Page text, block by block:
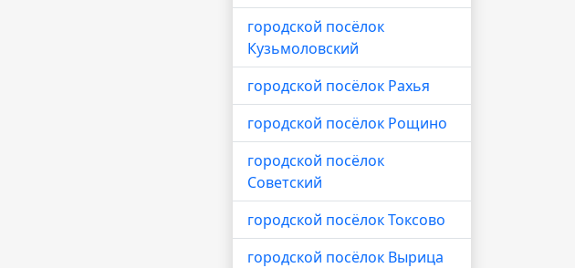
городской посёлок
Кузьмоловский
городской посёлок Рахья
городской посёлок Рощино
городской посёлок
Советский
городской посёлок Токсово
городской посёлок Вырица